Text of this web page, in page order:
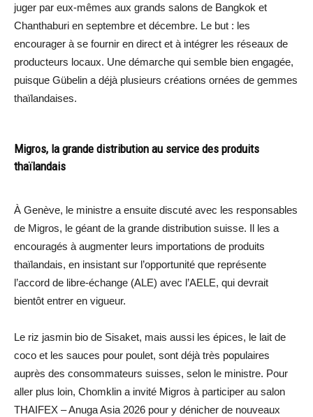
juger par eux-mêmes aux grands salons de Bangkok et
Chanthaburi en septembre et décembre. Le but : les
encourager à se fournir en direct et à intégrer les réseaux de
producteurs locaux. Une démarche qui semble bien engagée,
puisque Gübelin a déjà plusieurs créations ornées de gemmes
thaïlandaises.
Migros, la grande distribution au service des produits
thaïlandais
À Genève, le ministre a ensuite discuté avec les responsables
de Migros, le géant de la grande distribution suisse. Il les a
encouragés à augmenter leurs importations de produits
thaïlandais, en insistant sur l’opportunité que représente
l’accord de libre-échange (ALE) avec l’AELE, qui devrait
bientôt entrer en vigueur.
Le riz jasmin bio de Sisaket, mais aussi les épices, le lait de
coco et les sauces pour poulet, sont déjà très populaires
auprès des consommateurs suisses, selon le ministre. Pour
aller plus loin, Chomklin a invité Migros à participer au salon
THAIFEX – Anuga Asia 2026 pour y dénicher de nouveaux